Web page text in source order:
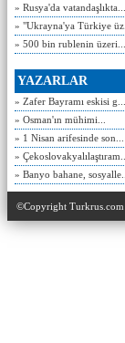
» Rusya'da vatandaşlıkta...
» "Ukrayna'ya Türkiye
» 500 bin rublenin üzeri...
YAZARLAR
» Zafer Bayramı eskisi g...
» Osman'ın mühimi...
» 1 Nisan arifesinde son...
» Çekoslovakyalılaştıram...
» Banyo bahane, sosyalle...
©Copyright Turkrus.com